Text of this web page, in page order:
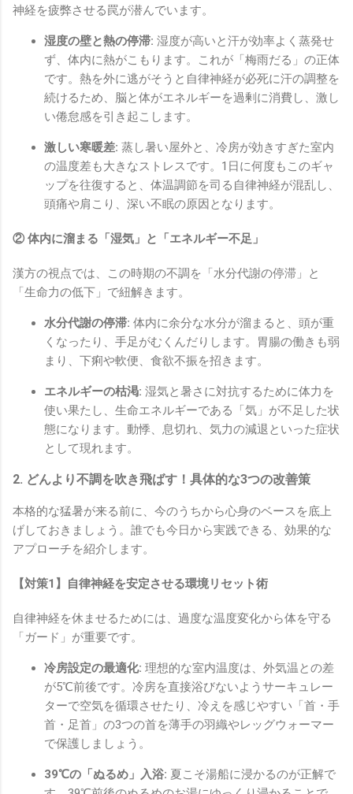
神経を疲弊させる罠が潜んでいます。
湿度の壁と熱の停滞: 湿度が高いと汗が効率よく蒸発せ
ず、体内に熱がこもります。これが「梅雨だる」の正体
です。熱を外に逃がそうと自律神経が必死に汗の調整を
続けるため、脳と体がエネルギーを過剰に消費し、激し
い倦怠感を引き起こします。
激しい寒暖差: 蒸し暑い屋外と、冷房が効きすぎた室内
の温度差も大きなストレスです。1日に何度もこのギャ
ップを往復すると、体温調節を司る自律神経が混乱し、
頭痛や肩こり、深い不眠の原因となります。
② 体内に溜まる「湿気」と「エネルギー不足」
漢方の視点では、この時期の不調を「水分代謝の停滞」と
「生命力の低下」で紐解きます。
水分代謝の停滞: 体内に余分な水分が溜まると、頭が重
くなったり、手足がむくんだりします。胃腸の働きも弱
まり、下痢や軟便、食欲不振を招きます。
エネルギーの枯渇: 湿気と暑さに対抗するために体力を
使い果たし、生命エネルギーである「気」が不足した状
態になります。動悸、息切れ、気力の減退といった症状
として現れます。
2. どんより不調を吹き飛ばす！具体的な3つの改善策
本格的な猛暑が来る前に、今のうちから心身のベースを底上
げしておきましょう。誰でも今日から実践できる、効果的な
アプローチを紹介します。
【対策1】自律神経を安定させる環境リセット術
自律神経を休ませるためには、過度な温度変化から体を守る
「ガード」が重要です。
冷房設定の最適化: 理想的な室内温度は、外気温との差
が5℃前後です。冷房を直接浴びないようサーキュレー
ターで空気を循環させたり、冷えを感じやすい「首・手
首・足首」の3つの首を薄手の羽織やレッグウォーマー
で保護しましょう。
39℃の「ぬるめ」入浴: 夏こそ湯船に浸かるのが正解で